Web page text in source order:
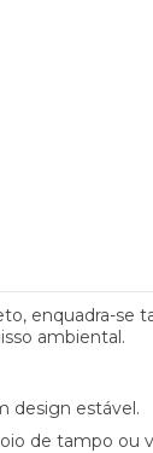
enquadra-se
ambiental.
design estável.
de tampo ou